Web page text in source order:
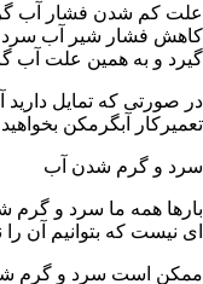
علت کم شدن فشار آب گرم
کاهش فشار شیر آب
گیرد و به همین علت آب
در صورتی که تمایل
تعمیرکار آبگرمکن
سرد و گرم شدن آب
بارها همه ما سرد و گرم
ای نیست که بتوانیم آن را
ممکن است سرد و گرم